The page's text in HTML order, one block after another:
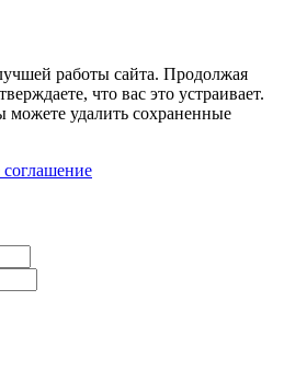
работы сайта. Продолжая
что вас это устраивает.
можете удалить сохраненные
соглашение